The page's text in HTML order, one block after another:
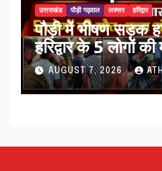
उत्तराखंड पौड़ी गढ़वाल लक्सर हरिद्वार
पौड़ी में भीषण सड़क
हरिद्वार के 5 लोगों
घायल…
AUGUST 7, 2026